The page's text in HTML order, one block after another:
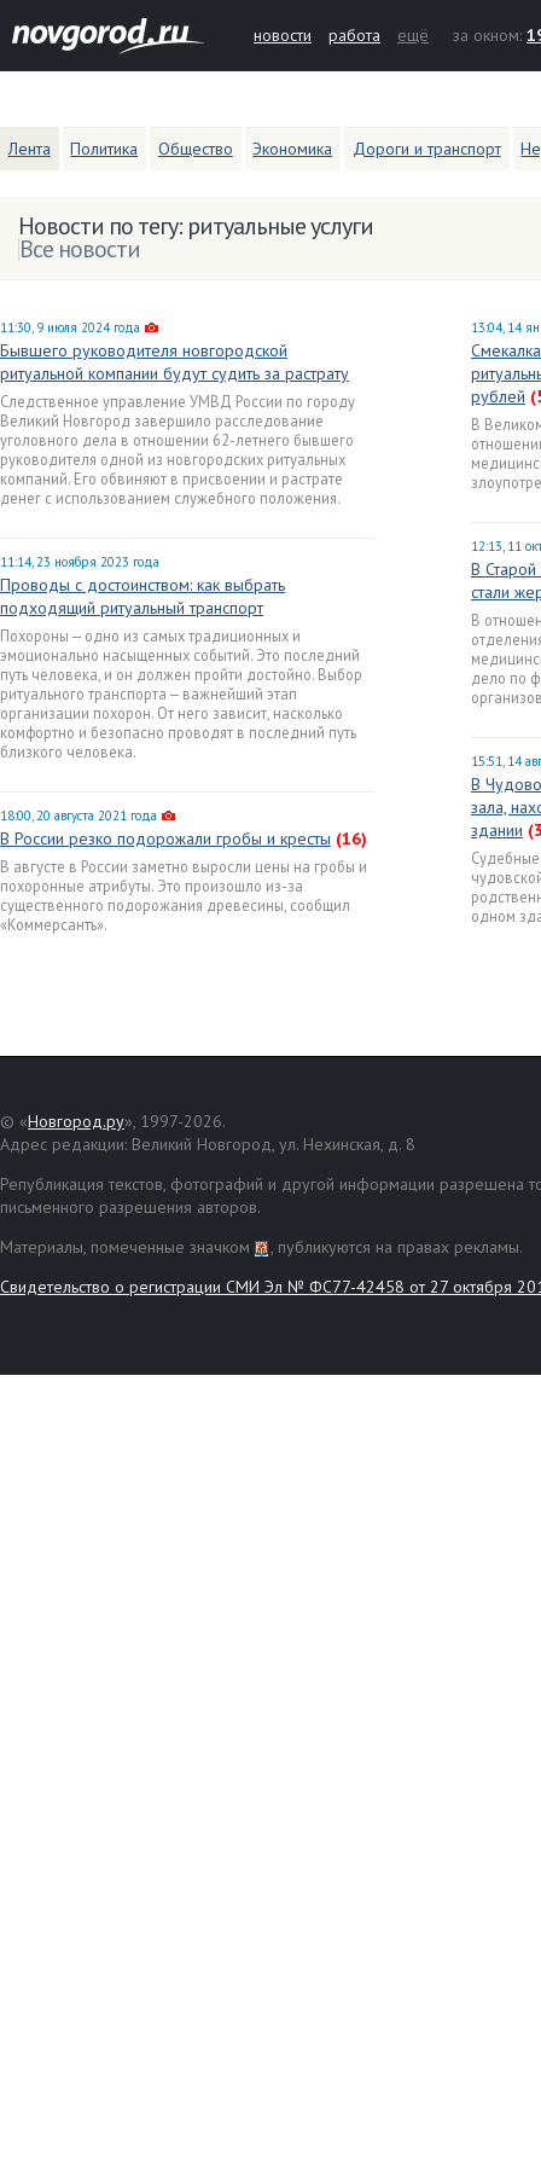
новости работа ещё за окном:
Лента Политика Общество Экономика Дороги и транспорт
Новости по тегу: ритуальные услуги
Все новости
11:30, 9 июля 2024 года
Бывшего руководителя новгородской
ритуальной компании будут судить за растрату
Следственное управление УМВД России по городу
Великий Новгород завершило расследование
уголовного дела в отношении 62-летнего бывшего
руководителя одной из новгородских ритуальных
компаний. Его обвиняют в присвоении и растрате
денег с использованием служебного положения.
11:14, 23 ноября 2023 года
Проводы с достоинством: как выбрать
подходящий ритуальный транспорт
Похороны — одно из самых традиционных и
эмоционально насыщенных событий. Это последний
путь человека, и он должен пройти достойно. Выбор
ритуального транспорта — важнейший этап
организации похорон. От него зависит, насколько
комфортно и безопасно проводят в последний путь
близкого человека.
18:00, 20 августа 2021 года
В России резко подорожали гробы и кресты (16)
В августе в России заметно выросли цены на гробы и
похоронные атрибуты. Это произошло из-за
существенного подорожания древесины, сообщил
«Коммерсантъ».
13:04, 14
рублей
В
12:13, 11
В
стали
В
дело по
15:51, 14
В Чудово
зала,
здании
одном
© «Новгород.ру», 1997-2026.
Адрес редакции: Великий Новгород, ул. Нехинская, д. 8
Републикация текстов, фотографий и другой информации разрешена
письменного разрешения авторов.
Материалы, помеченные значком
, публикуются на правах рекламы.
Свидетельство о регистрации СМИ Эл № ФС77-42458 от 27 октября